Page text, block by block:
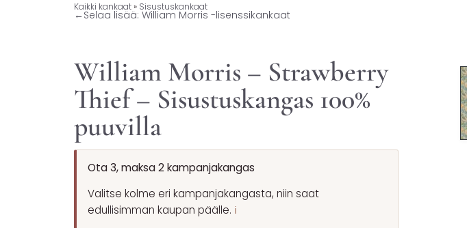
Kaikki kankaat» Sisustuskankaat
←Selaa lisää: William Morris -lisenssikankaat
William Morris – Strawberry
Thief – Sisustuskangas 100%
puuvilla
Ota 3, maksa 2 kampanjakangas
Valitse kolme eri kampanjakangasta, niin saat
edullisimman kaupan päälle. ℹ️